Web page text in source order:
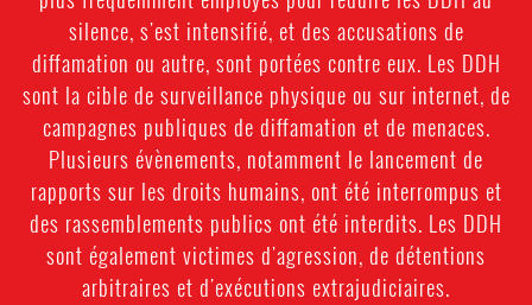
silence, s'est intensifié, et des accusations de
diffamation ou autre, sont portées contre eux. Les DDH
sont la cible de surveillance physique ou sur internet, de
campagnes publiques de diffamation et de menaces.
Plusieurs évènements, notamment le lancement de
rapports sur les droits humains, ont été interrompus et
des rassemblements publics ont été interdits. Les DDH
sont également victimes d'agression, de détentions
arbitraires et d'exécutions extrajudiciaires.